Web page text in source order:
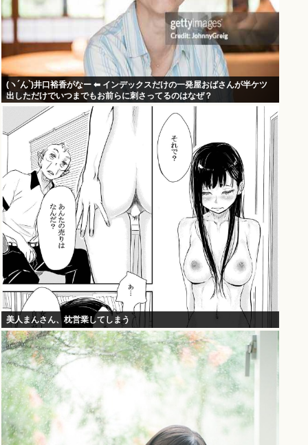
(ヽ´ん`)井口裕香がなー ⬅ インデックスだけの一発屋おばさんが半ケツ
出しただけでいつまでもお前らに刺さってるのはなぜ？
美人まんさん、枕営業してしまう